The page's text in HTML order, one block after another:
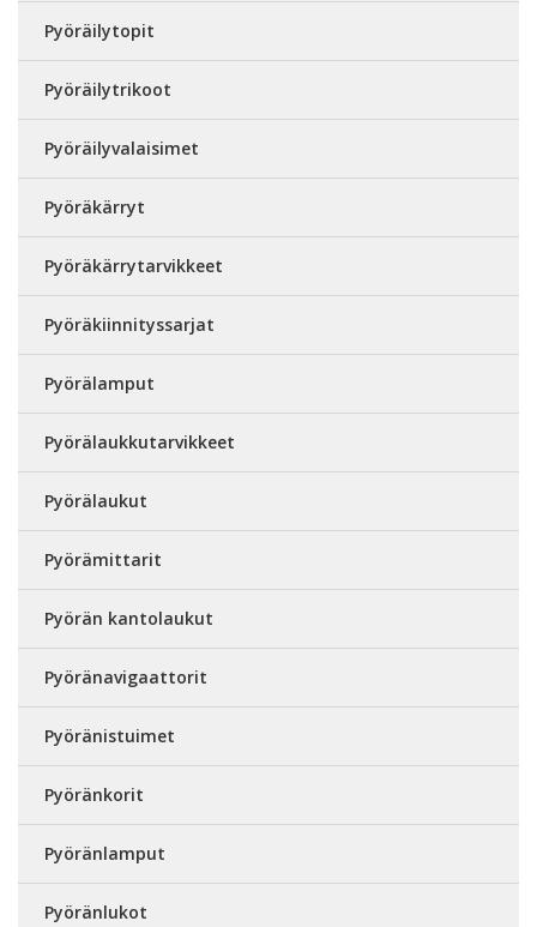
Pyöräilytopit
Pyöräilytrikoot
Pyöräilyvalaisimet
Pyöräkärryt
Pyöräkärrytarvikkeet
Pyöräkiinnityssarjat
Pyörälamput
Pyörälaukkutarvikkeet
Pyörälaukut
Pyörämittarit
Pyörän kantolaukut
Pyöränavigaattorit
Pyöränistuimet
Pyöränkorit
Pyöränlamput
Pyöränlukot